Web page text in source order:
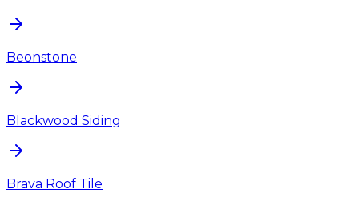
Beonstone
Blackwood Siding
Brava Roof Tile